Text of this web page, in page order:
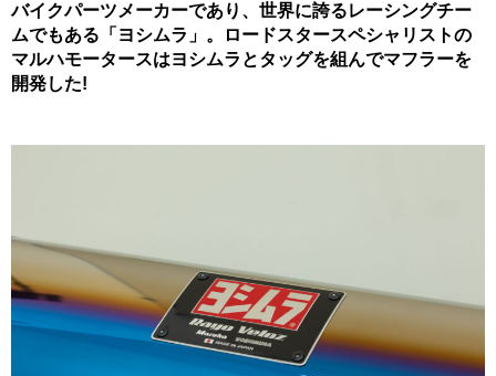
バイクパーツメーカーであり、世界に誇るレーシングチー
ムでもある「ヨシムラ」。ロードスタースペシャリストの
マルハモータースはヨシムラとタッグを組んでマフラーを
開発した!